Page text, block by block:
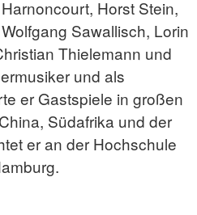
Horst Stein,
Sawallisch, Lorin
Thielemann und
und als
er Gastspiele in großen
Südafrika und der
er an der Hochschule